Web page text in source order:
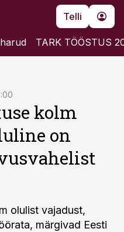
Telli
TARK TÖÖSTUS
kolm
on
olulist vajadust,
märgivad Eesti